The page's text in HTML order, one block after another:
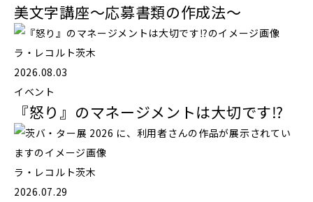
美文字講座〜応募書類の作成法〜
ラ・レコルト茨木
2026.08.03
イベント
『怒り』のマネージメントは大切です⁉️
ラ・レコルト茨木
2026.07.29